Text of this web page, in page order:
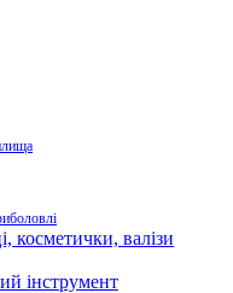
косметички, валізи
інструмент